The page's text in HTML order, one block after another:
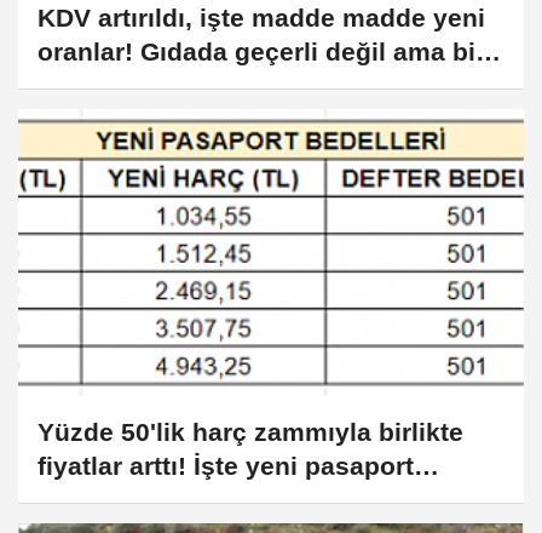
KDV artırıldı, işte madde madde yeni
oranlar! Gıdada geçerli değil ama bir
ürün grubunda rakam yüzde 8'den
yüzde 20'ye çıktı..!
Yüzde 50'lik harç zammıyla birlikte
fiyatlar arttı! İşte yeni pasaport
bedelleri...